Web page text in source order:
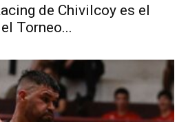
de Chivilcoy es el
Torneo...